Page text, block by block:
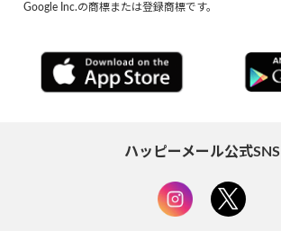
Google Inc.の商標または登録商標です。
ハッピーメール公式SNS